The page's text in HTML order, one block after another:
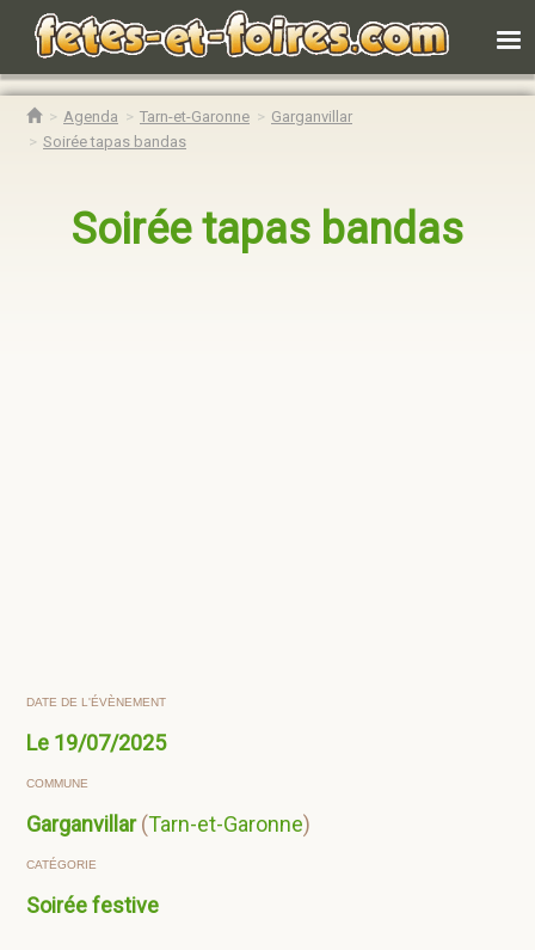
Agenda Tarn-et-Garonne
Garganvillar
Soirée tapas bandas
Soirée tapas bandas
DATE DE L'ÉVÈNEMENT
Le 19/07/2025
COMMUNE
Garganvillar(Tarn-et-Garonne)
CATÉGORIE
Soirée festive